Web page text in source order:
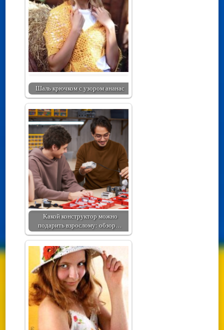
Шаль крючком с узором ананас
Какой конструктор можно
подарить взрослому: обзор…